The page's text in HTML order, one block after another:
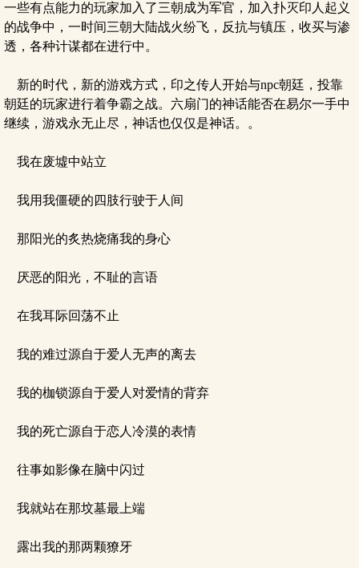
一些有点能力的玩家加入了三朝成为军官，加入扑灭印人起义
的战争中，一时间三朝大陆战火纷飞，反抗与镇压，收买与渗
透，各种计谋都在进行中。
新的时代，新的游戏方式，印之传人开始与npc朝廷，投靠
朝廷的玩家进行着争霸之战。六扇门的神话能否在易尔一手中
继续，游戏永无止尽，神话也仅仅是神话。。
我在废墟中站立
我用我僵硬的四肢行驶于人间
那阳光的炙热烧痛我的身心
厌恶的阳光，不耻的言语
在我耳际回荡不止
我的难过源自于爱人无声的离去
我的枷锁源自于爱人对爱情的背弃
我的死亡源自于恋人冷漠的表情
往事如影像在脑中闪过
我就站在那坟墓最上端
露出我的那两颗獠牙